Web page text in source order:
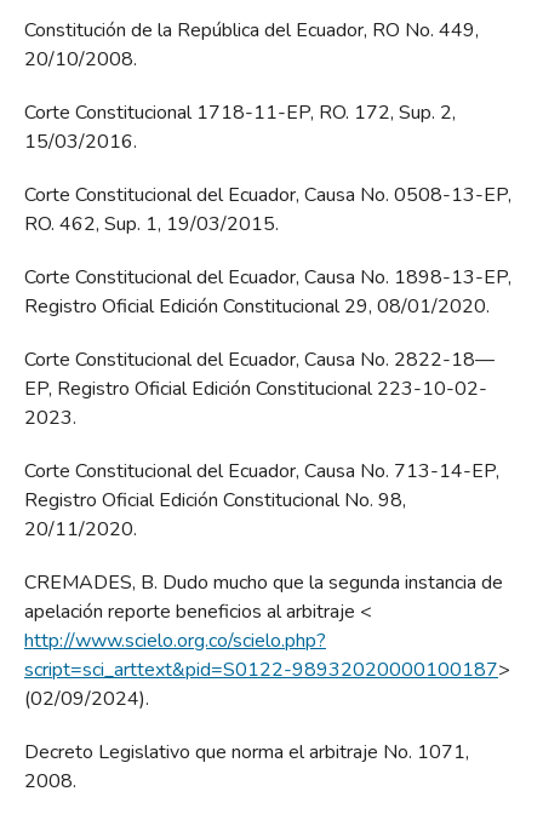
Constitución de la República del Ecuador, RO No. 449,
20/10/2008.
Corte Constitucional 1718-11-EP, RO. 172, Sup. 2,
15/03/2016.
Corte Constitucional del Ecuador, Causa No. 0508-13-EP,
RO. 462, Sup. 1, 19/03/2015.
Corte Constitucional del Ecuador, Causa No. 1898-13-EP,
Registro Oficial Edición Constitucional 29, 08/01/2020.
Corte Constitucional del Ecuador, Causa No. 2822-18—
EP, Registro Oficial Edición Constitucional 223-10-02-
2023.
Corte Constitucional del Ecuador, Causa No. 713-14-EP,
Registro Oficial Edición Constitucional No. 98,
20/11/2020.
CREMADES, B. Dudo mucho que la segunda instancia de
apelación reporte beneficios al arbitraje <
http://www.scielo.org.co/scielo.php?
script=sci_arttext&pid=S0122-98932020000100187>
(02/09/2024).
Decreto Legislativo que norma el arbitraje No. 1071,
2008.